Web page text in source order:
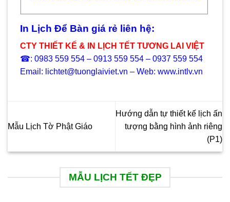
In Lịch Để Bàn giá rẻ liên hệ:
CTY THIẾT KẾ & IN LỊCH TẾT TƯƠNG LAI VIỆT
☎: 0983 559 554 – 0913 559 554 – 0937 559 554
Email: lichtet@tuonglaiviet.vn – Web: www.intlv.vn
Mẫu Lịch Tờ Phật Giáo
Hướng dẫn tự thiết kế lịch ấn
tượng bằng hình ảnh riêng
(P1)
MẪU LỊCH TẾT ĐẸP